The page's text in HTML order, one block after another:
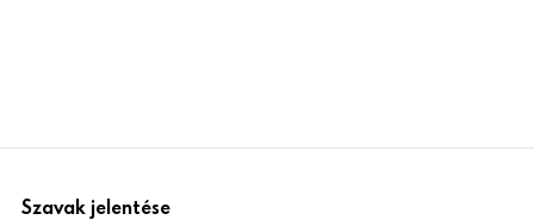
Szavak jelentése